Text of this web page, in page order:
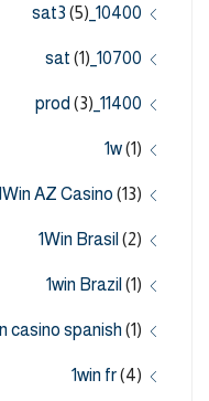
10400_sat3
(5)
10700_sat
(1)
11400_prod
(3)
1w(1)
AZ Casino (13)
1Win Brasil (2)
1win Brazil (1)
casino spanish (1)
1win fr(4)